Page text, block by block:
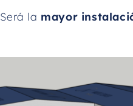
Será la mayor